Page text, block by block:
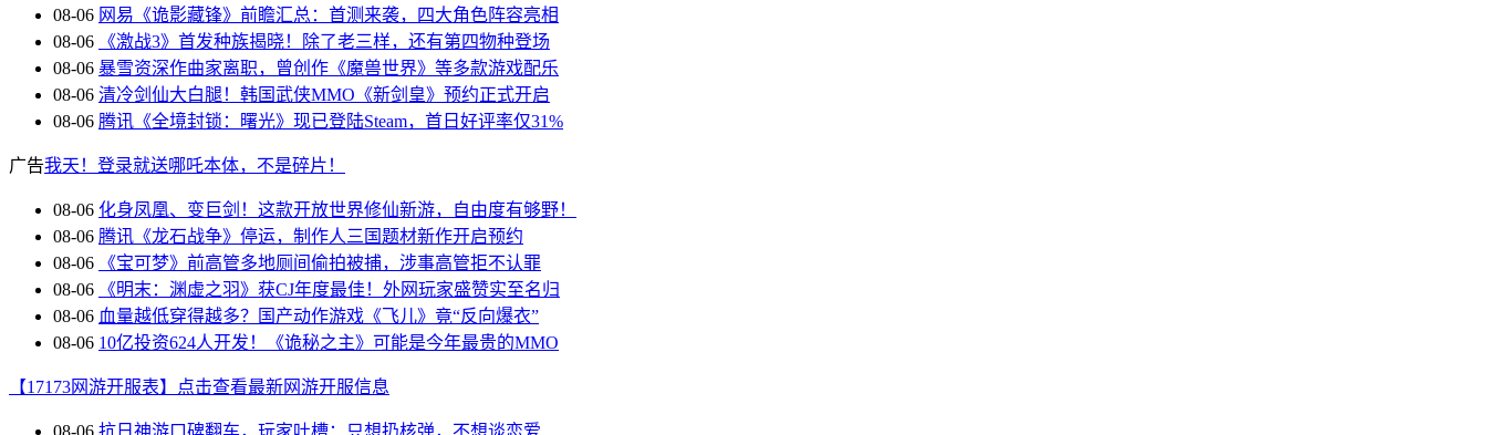
08-06 网易《诡影藏锋》前瞻汇总：首测来袭，四大角色阵容亮相
08-06
《激战3》首发种族揭晓！除了老三样，还有第四物种登场
08-06 暴雪资深作曲家离职，曾创作《魔兽世界》等多款游戏配乐
08-06 清冷剑仙大白腿！韩国武侠MMO《新剑皇》预约正式开启
08-06 腾讯《全境封锁：曙光》现已登陆Steam，首日好评率仅31%
广告我天！登录就送哪吒本体，不是碎片！
08-06 化身凤凰、变巨剑！这款开放世界修仙新游，自由度有够野！
08-06 腾讯《龙石战争》停运，制作人三国题材新作开启预约
08-06
《宝可梦》前高管多地厕间偷拍被捕，涉事高管拒不认罪
08-06
《明末：渊虚之羽》获CJ年度最佳！外网玩家盛赞实至名归
08-06 血量越低穿得越多？国产动作游戏《飞儿》竟“反向爆衣”
08-06 10亿投资624人开发！《诡秘之主》可能是今年最贵的MMO
【17173网游开服表】点击查看最新网游开服信息